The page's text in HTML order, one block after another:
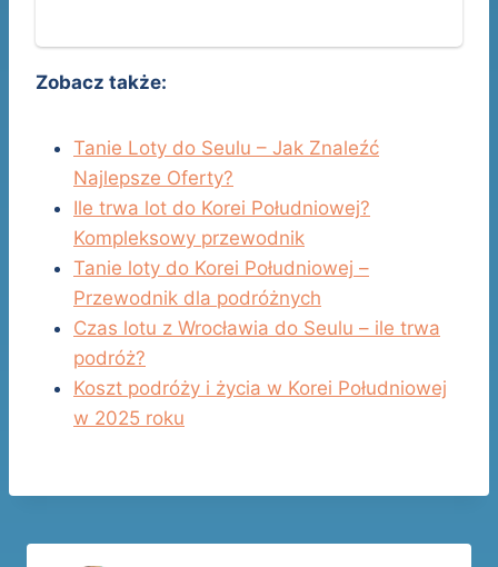
Zobacz także:
Tanie Loty do Seulu – Jak Znaleźć
Najlepsze Oferty?
Ile trwa lot do Korei Południowej?
Kompleksowy przewodnik
Tanie loty do Korei Południowej –
Przewodnik dla podróżnych
Czas lotu z Wrocławia do Seulu – ile trwa
podróż?
Koszt podróży i życia w Korei Południowej
w 2025 roku